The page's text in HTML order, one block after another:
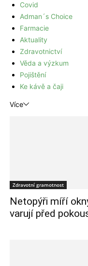
Covid
Adman´s Choice
Farmacie
Aktuality
Zdravotnictví
Věda a výzkum
Pojištění
Ke kávě a čaji
Více
Zdravotní gramotnost
Netopýři míří
varují před